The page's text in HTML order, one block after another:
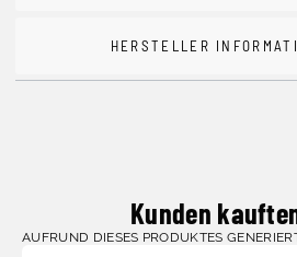
HERSTELLER
Kunden
AUFRUND DIESES PRODUKTES